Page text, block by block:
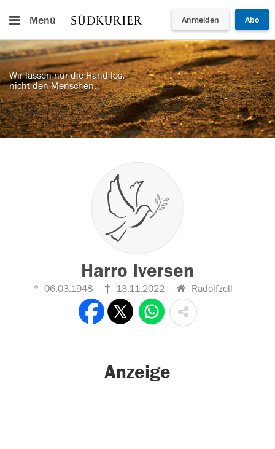
Menü Anmelden Abo
Wir lassen nur die Hand los,
nicht den Menschen.
Harro Iversen
06.03.1948 13.11.2022 Radolfzell
Anzeige